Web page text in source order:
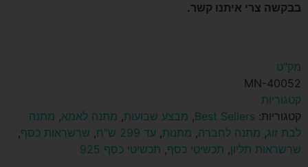
בבקשה צרי איתנו קשר.
מק"ט
MN-40052
קטגוריות
קטגוריות: Best Sellers
, מבצע שבועות, מתנה לאמא, מתנה
לבת זוג, מתנה לחברה, מתנות, עד 299 ש"ח , שרשראות כסף,
שרשראות תליון, תכשיטי כסף, תכשיטי כסף 925